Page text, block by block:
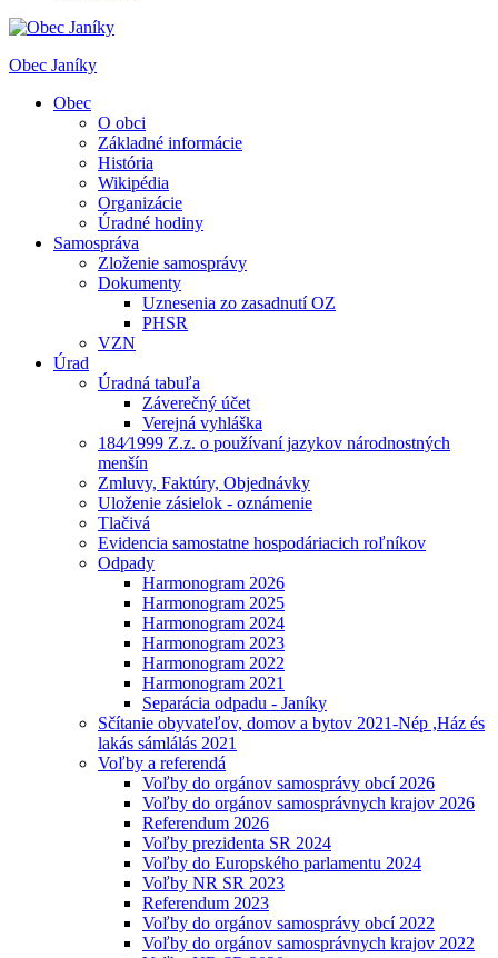
Obec Janíky
Obec
O obci
Základné informácie
História
Wikipédia
Organizácie
Úradné hodiny
Samospráva
Zloženie samosprávy
Dokumenty
Uznesenia zo zasadnutí OZ
PHSR
VZN
Úrad
Úradná tabuľa
Záverečný účet
Verejná vyhláška
184⁄1999 Z.z. o používaní jazykov národnostných
menšín
Zmluvy, Faktúry, Objednávky
Uloženie zásielok - oznámenie
Tlačivá
Evidencia samostatne hospodáriacich roľníkov
Odpady
Harmonogram 2026
Harmonogram 2025
Harmonogram 2024
Harmonogram 2023
Harmonogram 2022
Harmonogram 2021
Separácia odpadu - Janíky
Sčítanie obyvateľov, domov a bytov 2021-Nép ,Ház és
lakás sámlálás 2021
Voľby a referendá
Voľby do orgánov samosprávy obcí 2026
Voľby do orgánov samosprávnych krajov 2026
Referendum 2026
Voľby prezidenta SR 2024
Voľby do Europského parlamentu 2024
Voľby NR SR 2023
Referendum 2023
Voľby do orgánov samosprávy obcí 2022
Voľby do orgánov samosprávnych krajov 2022